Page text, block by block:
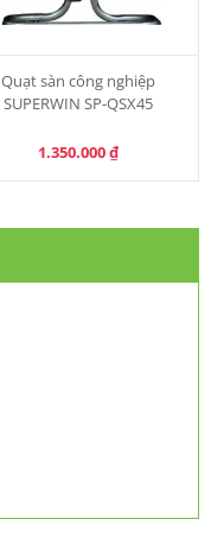
Quạt sàn công nghiệp
SUPERWIN SP-QSX45
1.350.000₫